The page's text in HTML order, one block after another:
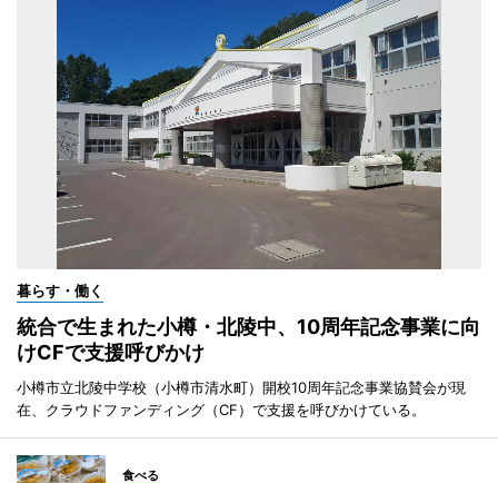
暮らす・働く
統合で生まれた小樽・北陵中、10周年記念事業に向
けCFで支援呼びかけ
小樽市立北陵中学校（小樽市清水町）開校10周年記念事業協賛会が現
在、クラウドファンディング（CF）で支援を呼びかけている。
食べる